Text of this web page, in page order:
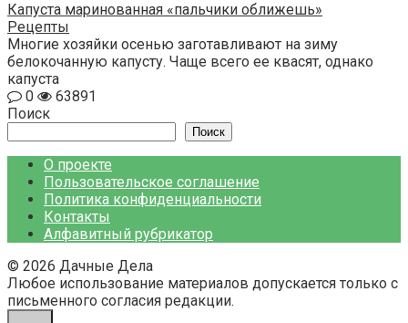
Капуста маринованная «пальчики оближешь»
Рецепты
Многие хозяйки осенью заготавливают на зиму
белокочанную капусту. Чаще всего ее квасят, однако
капуста
0
63891
Поиск
Поиск
О проекте
Пользовательское соглашение
Политика конфиденциальности
Контакты
Алфавитный рубрикатор
© 2026 Дачные Дела
Любое использование материалов допускается только с
письменного согласия редакции.